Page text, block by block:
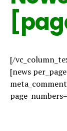
[/
[news